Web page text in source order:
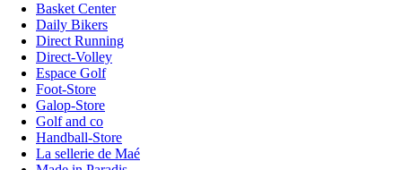
Basket Center
Daily Bikers
Direct Running
Direct-Volley
Espace Golf
Foot-Store
Galop-Store
Golf and co
Handball-Store
La sellerie de Maé